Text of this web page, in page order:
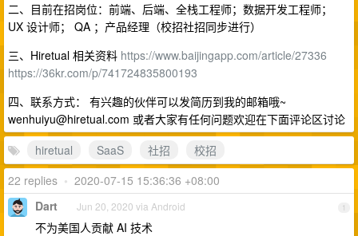
二、目前在招岗位：前端、后端、全栈工程师；数据开发工程师；
UX 设计师； QA ；产品经理（校招社招同步进行）
三、Hiretual 相关资料 https://www.baijingapp.com/article/27336
https://36kr.com/p/741724835800193
四、联系方式： 有兴趣的伙伴可以发简历到我的邮箱哦~
wenhuiyu@hiretual.com 或者大家有任何问题欢迎在下面评论区讨论
hiretual
SaaS 社招
校招
22 replies • 2020-07-15 15:36:36 +08:00
1
Dart Jun 20, 2020 via Android
不为美国人贡献 AI 技术